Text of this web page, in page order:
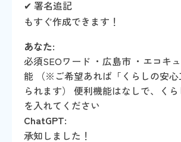
✔ 署名追記
もすぐ作成できます！
あなた:
必須SEOワード ・広島市 ・エコキ
能 （※ご希望あれば「くらしの安
られます） 便利機能はなしで、く
を入れてください
ChatGPT:
承知しました！